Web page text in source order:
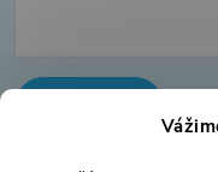
Nová registrácia